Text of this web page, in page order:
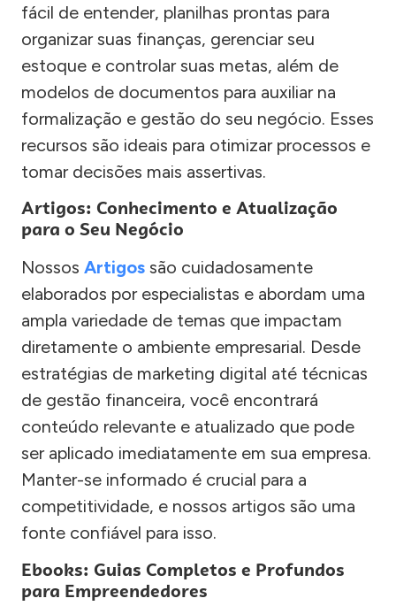
fácil de entender, planilhas prontas para
organizar suas finanças, gerenciar seu
estoque e controlar suas metas, além de
modelos de documentos para auxiliar na
formalização e gestão do seu negócio. Esses
recursos são ideais para otimizar processos e
tomar decisões mais assertivas.
Artigos: Conhecimento e Atualização
para o Seu Negócio
Nossos Artigos são cuidadosamente
elaborados por especialistas e abordam uma
ampla variedade de temas que impactam
diretamente o ambiente empresarial. Desde
estratégias de marketing digital até técnicas
de gestão financeira, você encontrará
conteúdo relevante e atualizado que pode
ser aplicado imediatamente em sua empresa.
Manter-se informado é crucial para a
competitividade, e nossos artigos são uma
fonte confiável para isso.
Ebooks: Guias Completos e Profundos
para Empreendedores